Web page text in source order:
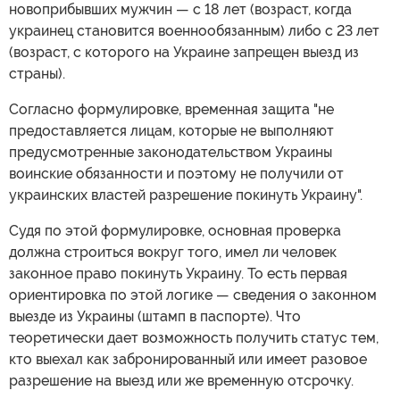
новоприбывших мужчин — с 18 лет (возраст, когда
украинец становится военнообязанным) либо с 23 лет
(возраст, с которого на Украине запрещен выезд из
страны).
Согласно формулировке, временная защита "не
предоставляется лицам, которые не выполняют
предусмотренные законодательством Украины
воинские обязанности и поэтому не получили от
украинских властей разрешение покинуть Украину".
Судя по этой формулировке, основная проверка
должна строиться вокруг того, имел ли человек
законное право покинуть Украину. То есть первая
ориентировка по этой логике — сведения о законном
выезде из Украины (штамп в паспорте). Что
теоретически дает возможность получить статус тем,
кто выехал как забронированный или имеет разовое
разрешение на выезд или же временную отсрочку.